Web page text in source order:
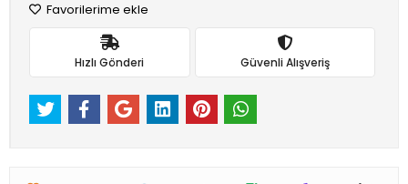
Favorilerime ekle
Hızlı Gönderi Güvenli Alışveriş